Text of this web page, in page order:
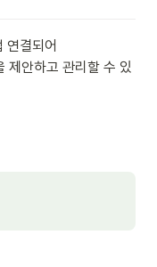
연결되어
제안하고 관리할 수 있